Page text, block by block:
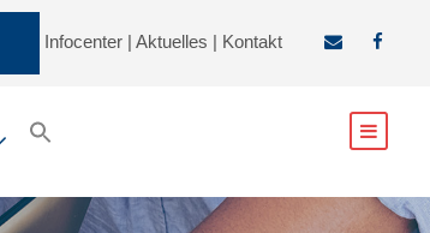
Infocenter | Aktuelles | Kontakt